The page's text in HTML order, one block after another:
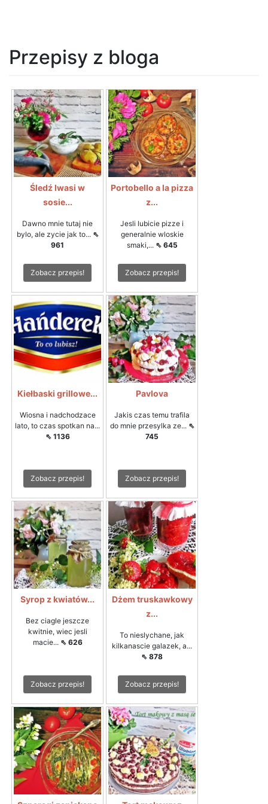
Przepisy z bloga
Śledź Iwasi w
sosie...
Dawno mnie tutaj nie
bylo, ale zycie jak to... ⇖
961
Zobacz przepis!
Portobello a la pizza
z...
Jesli lubicie pizze i
generalnie wloskie
smaki,... ⇖ 645
Zobacz przepis!
Kiełbaski grillowe...
Wiosna i nadchodzace
lato, to czas spotkan na...
⇖ 1136
Zobacz przepis!
Pavlova
Jakis czas temu trafila
do mnie przesylka ze... ⇖
745
Zobacz przepis!
Syrop z kwiatów...
Bez ciagle jeszcze
kwitnie, wiec jesli
macie... ⇖ 626
Zobacz przepis!
Dżem truskawkowy
z...
To nieslychane, jak
kilkanascie galazek, a...
⇖ 878
Zobacz przepis!